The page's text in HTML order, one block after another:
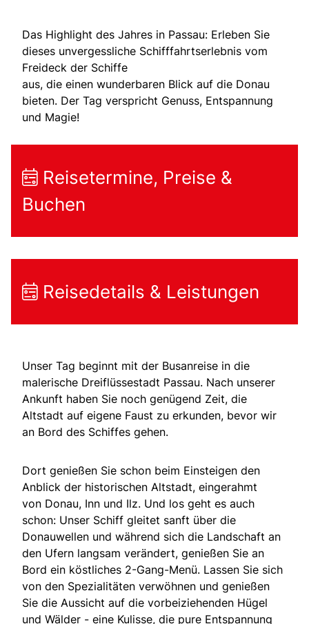
Das Highlight des Jahres in Passau: Erleben Sie
dieses unvergessliche Schifffahrtserlebnis vom
Freideck der Schiffe
aus, die einen wunderbaren Blick auf die Donau
bieten. Der Tag verspricht Genuss, Entspannung
und Magie!
Reisetermine, Preise &
Buchen
Reisedetails & Leistungen
Unser Tag beginnt mit der Busanreise in die
malerische Dreiflüssestadt Passau. Nach unserer
Ankunft haben Sie noch genügend Zeit, die
Altstadt auf eigene Faust zu erkunden, bevor wir
an Bord des Schiffes gehen.
Dort genießen Sie schon beim Einsteigen den
Anblick der historischen Altstadt, eingerahmt
von Donau, Inn und Ilz. Und los geht es auch
schon: Unser Schiff gleitet sanft über die
Donauwellen und während sich die Landschaft an
den Ufern langsam verändert, genießen Sie an
Bord ein köstliches 2-Gang-Menü. Lassen Sie sich
von den Spezialitäten verwöhnen und genießen
Sie die Aussicht auf die vorbeiziehenden Hügel
und Wälder - eine Kulisse, die pure Entspannung